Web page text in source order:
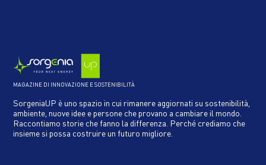
MAGAZINE DI INNOVAZIONE E SOSTENIBILITÀ
SorgeniaUP è uno spazio in cui rimanere aggiornati su sostenibilità,
ambiente, nuove idee e persone che provano a cambiare il mondo.
Raccontiamo storie che fanno la differenza. Perché crediamo che
insieme si possa costruire un futuro migliore.